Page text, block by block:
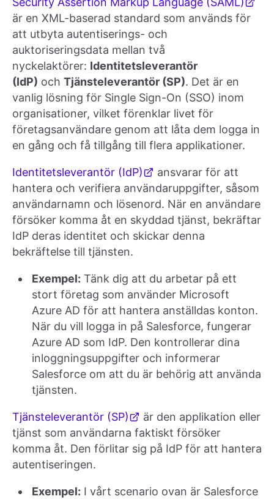
är en XML-baserad standard som används för
att utbyta autentiserings- och
auktoriseringsdata mellan två
nyckelaktörer: Identitetsleverantör
(IdP) och Tjänsteleverantör (SP). Det är en
vanlig lösning för Single Sign-On (SSO) inom
organisationer, vilket förenklar livet för
företagsanvändare genom att låta dem logga in
en gång och få tillgång till flera applikationer.
Identitetsleverantör (IdP)
ansvarar för att
hantera och verifiera användaruppgifter, såsom
användarnamn och lösenord. När en användare
försöker komma åt en skyddad tjänst, bekräftar
IdP deras identitet och skickar denna
bekräftelse till tjänsten.
Exempel: Tänk dig att du arbetar på ett
stort företag som använder Microsoft
Azure AD för att hantera anställdas konton.
När du vill logga in på Salesforce, fungerar
Azure AD som IdP. Den kontrollerar dina
inloggningsuppgifter och informerar
Salesforce om att du är behörig att använda
tjänsten.
Tjänsteleverantör (SP)
är den applikation eller
tjänst som användarna faktiskt försöker
komma åt. Den förlitar sig på IdP för att hantera
autentiseringen.
Exempel: I vårt scenario ovan är Salesforce